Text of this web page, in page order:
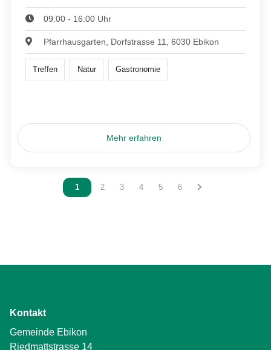
09:00 - 16:00 Uhr
Pfarrhausgarten, Dorfstrasse 11, 6030 Ebikon
Treffen Natur Gastronomie
Mehr erfahren
Vous êtes sur la page
1 Vous êtes sur la page
2 Vous êtes sur la page
3 Vous êtes sur la page
4 Vous êtes sur la page
5 Vous êtes sur la page
6
Kontakt
Gemeinde Ebikon
Riedmattstrasse 14